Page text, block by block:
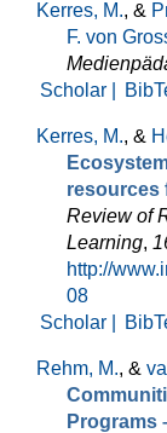
Kerres, M., &
F. von
Scholar |
Kerres, M., &
resources
Review of
Learning,
http://
08
Scholar |
Rehm, M., &
Programs